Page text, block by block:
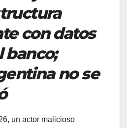
con datos
banco;
no se
un actor malicioso